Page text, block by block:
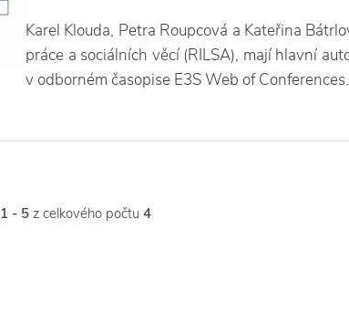
Karel Klouda, Petra Roupcová a Kateřina
práce a sociálních věcí (RILSA), mají hlavní
v odborném časopise E3S Web of
1 - 5 z celkového počtu 4